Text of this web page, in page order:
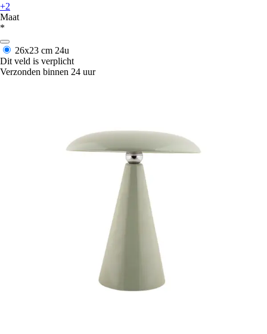
+2
Maat
*
26x23 cm 24u
Dit veld is verplicht
Verzonden binnen 24 uur